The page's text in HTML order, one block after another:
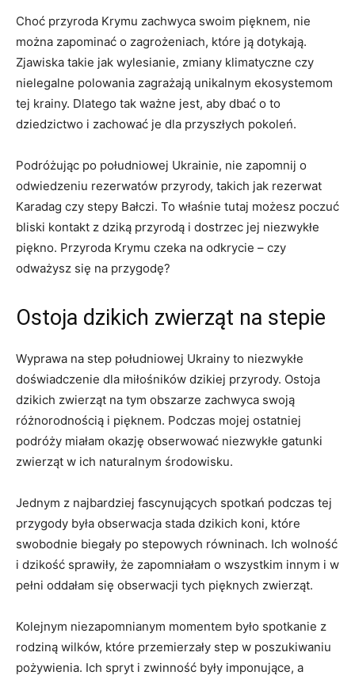
Choć przyroda Krymu zachwyca swoim pięknem, nie
można zapominać o zagrożeniach, które ją dotykają.
Zjawiska takie jak wylesianie, zmiany klimatyczne czy
nielegalne polowania zagrażają unikalnym ekosystemom
tej krainy. Dlatego tak ważne jest, aby dbać o to
dziedzictwo i zachować je dla przyszłych pokoleń.
Podróżując po południowej Ukrainie, nie zapomnij o
odwiedzeniu rezerwatów przyrody, takich jak rezerwat
Karadag czy stepy Bałczi. To właśnie tutaj możesz poczuć
bliski kontakt z dziką przyrodą i dostrzec jej niezwykłe
piękno. Przyroda Krymu czeka na odkrycie – czy
odważysz się na przygodę?
Ostoja dzikich zwierząt na stepie
Wyprawa na step południowej Ukrainy to niezwykłe
doświadczenie dla miłośników dzikiej przyrody. Ostoja
dzikich zwierząt na tym obszarze zachwyca swoją
różnorodnością i pięknem. Podczas mojej ostatniej
podróży miałam okazję obserwować niezwykłe gatunki
zwierząt w ich naturalnym środowisku.
Jednym z najbardziej fascynujących spotkań podczas tej
przygody była obserwacja stada dzikich koni, które
swobodnie biegały po stepowych równinach. Ich wolność
i dzikość sprawiły, że zapomniałam o wszystkim innym i w
pełni oddałam się obserwacji tych pięknych zwierząt.
Kolejnym niezapomnianym momentem było spotkanie z
rodziną wilków, które przemierzały step w poszukiwaniu
pożywienia. Ich spryt i zwinność były imponujące, a